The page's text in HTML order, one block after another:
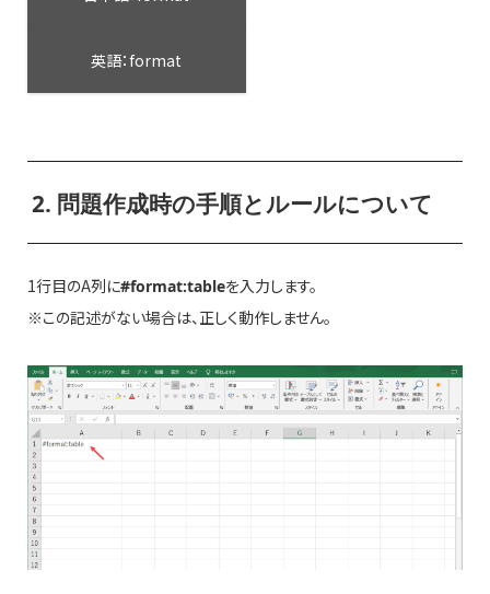
英語：format
2. 問題作成時の手順とルールについて
1行目のA列に#format:tableを入力します。
※この記述がない場合は、正しく動作しません。